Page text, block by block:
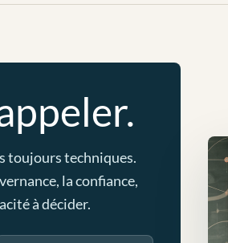
toujours techniques.
la confiance,
à décider.